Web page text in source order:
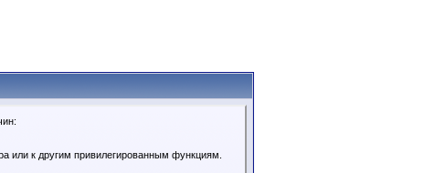
или к другим привилегированным функциям.